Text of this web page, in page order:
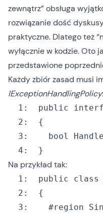
zewnątrz” obsługa
rozwiązanie dość
praktyczne. Dlatego też
wyłącznie w kodzie. Oto
przedstawione
Każdy zbiór zasad musi
IExceptionHandlingPolicy:
  1:
public
  2:
  3:
bool
  4:
  }
Na przykład tak:
  1:
public
class
  2:
  3: